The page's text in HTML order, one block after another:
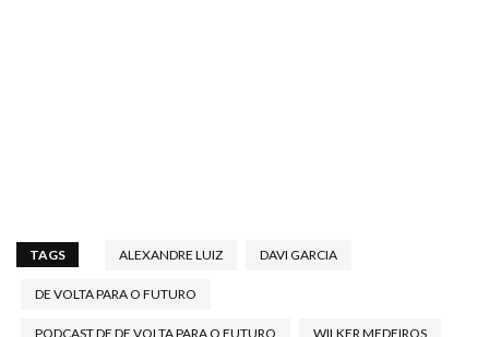
TAGS ALEXANDRE LUIZ DAVI GARCIA
DE VOLTA PARA O FUTURO
PODCAST DE DE VOLTA PARA O FUTURO WILKER MEDEIROS